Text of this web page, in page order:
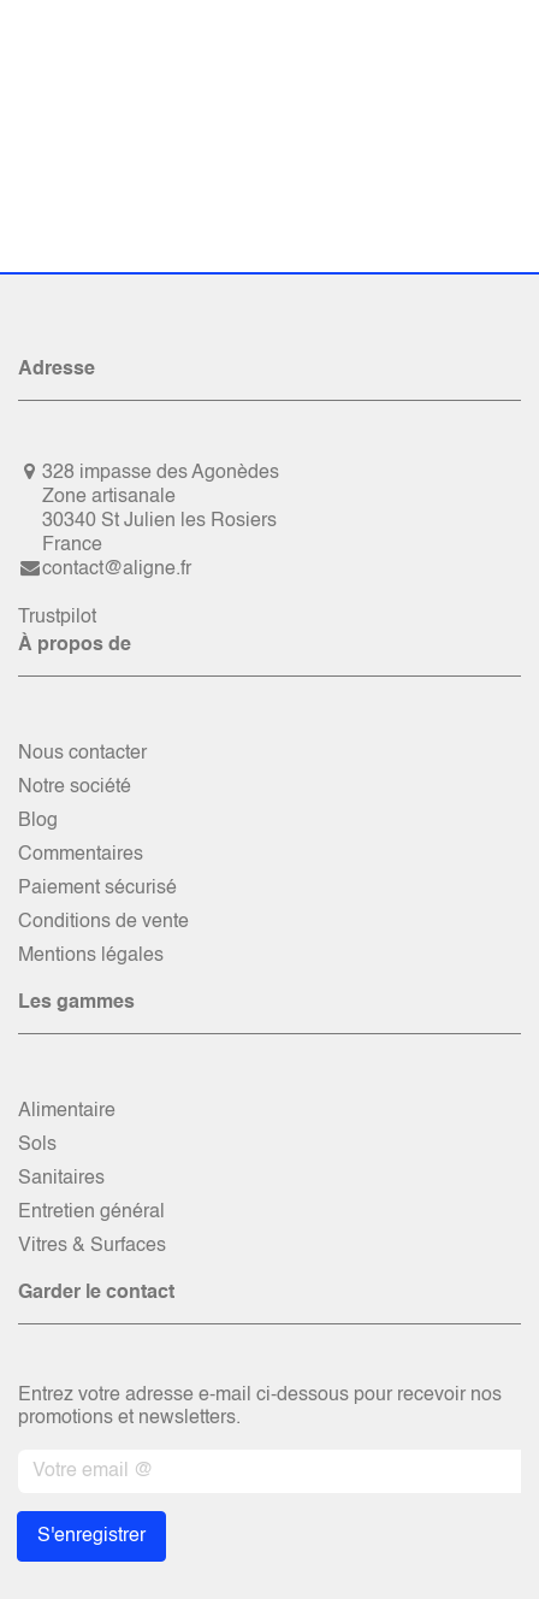
Adresse
328 impasse des Agonèdes
Zone artisanale
30340 St Julien les Rosiers
France
contact@aligne.fr
Trustpilot
À propos de
Nous contacter
Notre société
Blog
Commentaires
Paiement sécurisé
Conditions de vente
Mentions légales
Les gammes
Alimentaire
Sols
Sanitaires
Entretien général
Vitres & Surfaces
Garder le contact
Entrez votre adresse e-mail ci-dessous pour recevoir nos
promotions et newsletters.
S'enregistrer